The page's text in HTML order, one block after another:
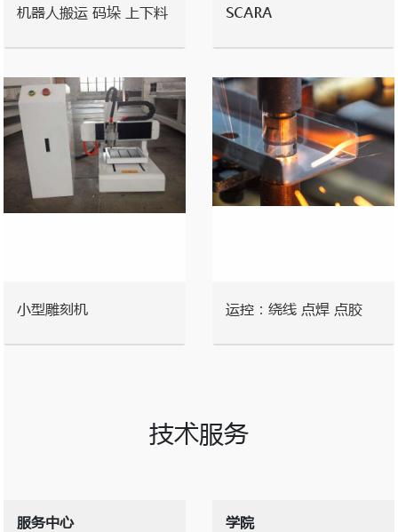
机器人搬运 码垛 上下料 SCARA
小型雕刻机 运控：绕线 点焊 点胶
技术服务
服务中心 学院